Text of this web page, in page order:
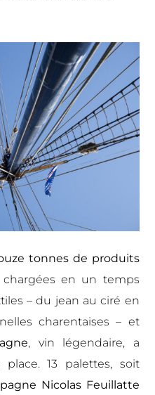
tonnes de produits
en un temps
– du jean au ciré en
charentaises – et
, vin légendaire, a
13 palettes, soit
Nicolas Feuillatte